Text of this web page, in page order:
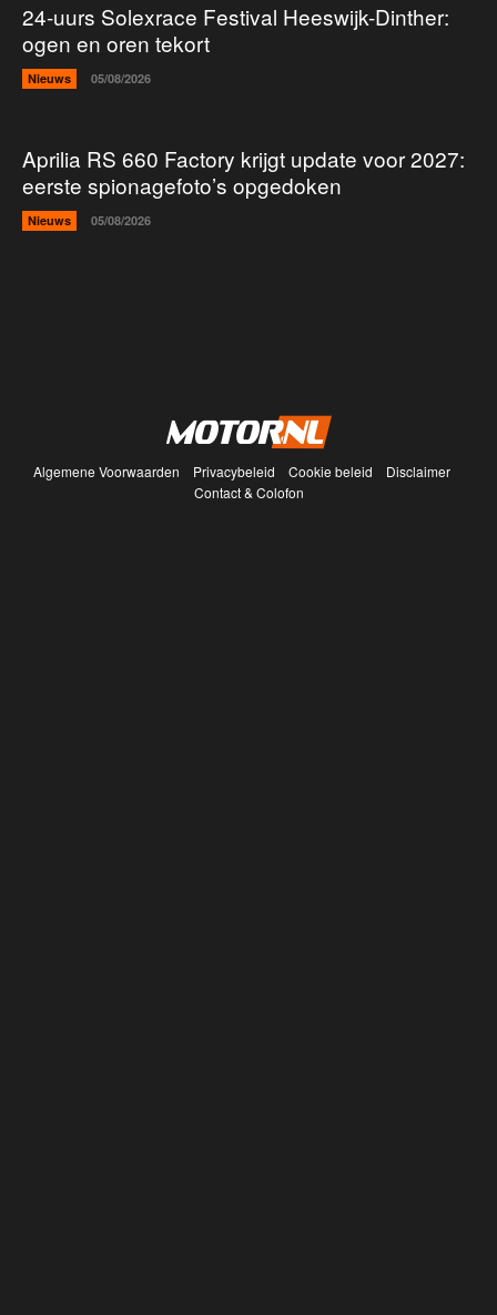
24-uurs Solexrace Festival Heeswijk-Dinther:
ogen en oren tekort
Nieuws 05/08/2026
Aprilia RS 660 Factory krijgt update voor 2027:
eerste spionagefoto’s opgedoken
Nieuws 05/08/2026
Algemene Voorwaarden Privacybeleid Cookie beleid
Disclaimer
Contact & Colofon